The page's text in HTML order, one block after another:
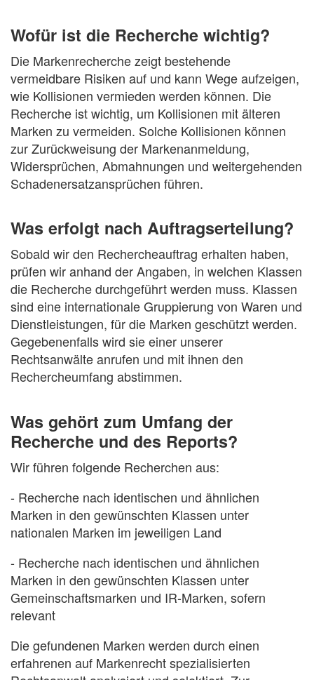
Wofür ist die Recherche wichtig?
Die Markenrecherche zeigt bestehende
vermeidbare Risiken auf und kann Wege aufzeigen,
wie Kollisionen vermieden werden können. Die
Recherche ist wichtig, um Kollisionen mit älteren
Marken zu vermeiden. Solche Kollisionen können
zur Zurückweisung der Markenanmeldung,
Widersprüchen, Abmahnungen und weitergehenden
Schadenersatzansprüchen führen.
Was erfolgt nach Auftragserteilung?
Sobald wir den Rechercheauftrag erhalten haben,
prüfen wir anhand der Angaben, in welchen Klassen
die Recherche durchgeführt werden muss. Klassen
sind eine internationale Gruppierung von Waren und
Dienstleistungen, für die Marken geschützt werden.
Gegebenenfalls wird sie einer unserer
Rechtsanwälte anrufen und mit ihnen den
Rechercheumfang abstimmen.
Was gehört zum Umfang der
Recherche und des Reports?
Wir führen folgende Recherchen aus:
- Recherche nach identischen und ähnlichen
Marken in den gewünschten Klassen unter
nationalen Marken im jeweiligen Land
- Recherche nach identischen und ähnlichen
Marken in den gewünschten Klassen unter
Gemeinschaftsmarken und IR-Marken, sofern
relevant
Die gefundenen Marken werden durch einen
erfahrenen auf Markenrecht spezialisierten